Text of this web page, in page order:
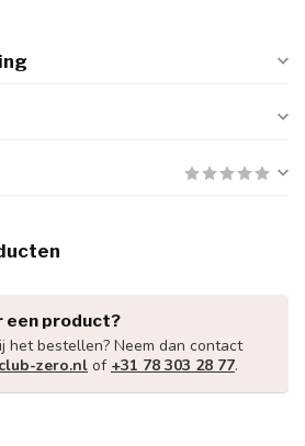
een product?
het bestellen? Neem dan contact
zero.nl of +31 78 303 28 77.